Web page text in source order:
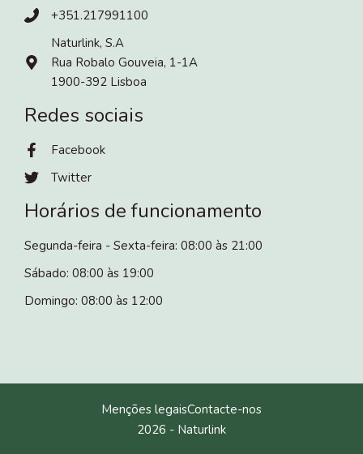
+351.217991100
Naturlink, S.A
Rua Robalo Gouveia, 1-1A
1900-392 Lisboa
Redes sociais
Facebook
Twitter
Horários de funcionamento
Segunda-feira - Sexta-feira: 08:00 às 21:00
Sábado: 08:00 às 19:00
Domingo: 08:00 às 12:00
2026 - Naturlink
Menções legaisContacte-nos